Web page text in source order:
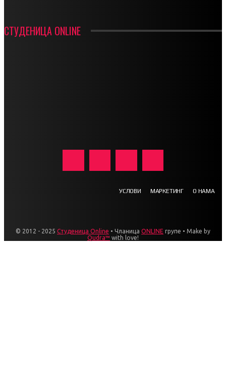
СТУДЕНИЦА ONLINE
УСЛОВИ МАРКЕТИНГ О НАМА
© 2012 - 2025 Студеница Online • Чланица ONLINE групе • Make by
Qudra™ with love!